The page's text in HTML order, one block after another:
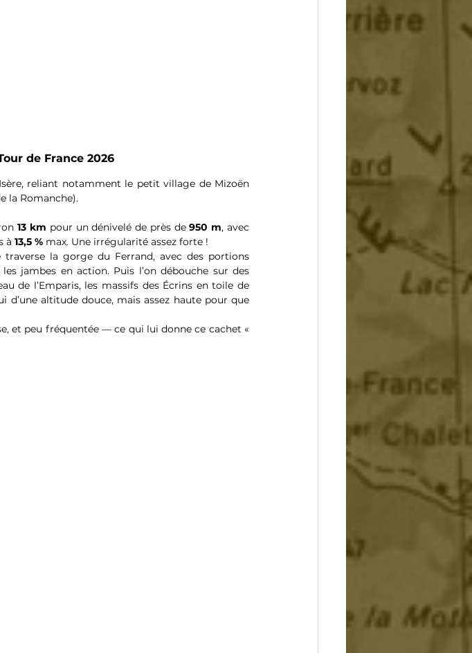
de France 2026
reliant notamment le petit village de Mizoën
la Romanche).
13 km pour un dénivelé de près de 950 m, avec
à 13,5 % max. Une irrégularité assez forte !
la gorge du Ferrand, avec des portions
jambes en action. Puis l’on débouche sur des
de l’Emparis, les massifs des Écrins en toile de
altitude douce, mais assez haute pour que
et peu fréquentée — ce qui lui donne ce cachet «